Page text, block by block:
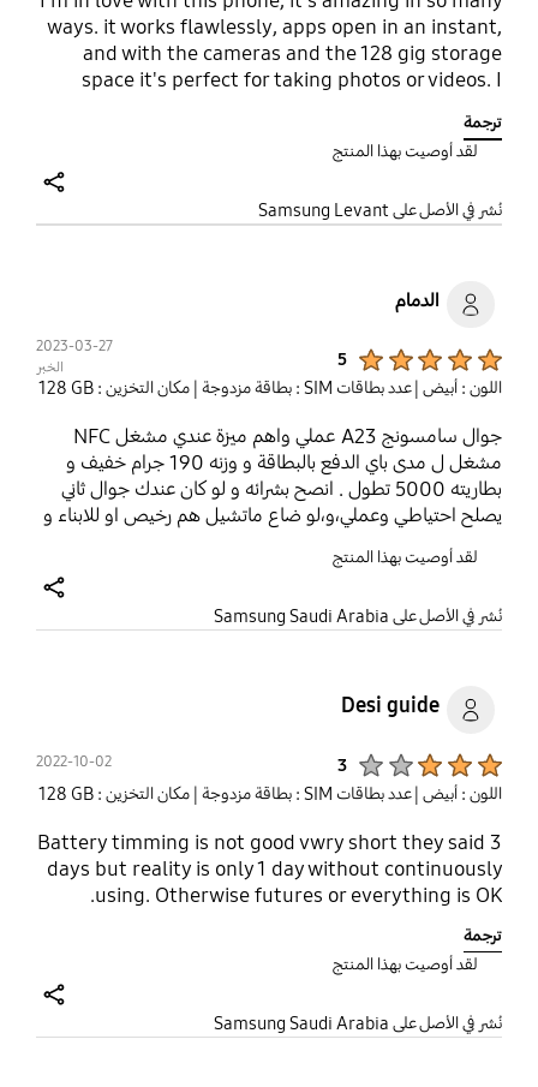
ways. it works flawlessly, apps open in an instant,
and with the cameras and the 128 gig storage
space it's perfect for taking photos or videos. I
ترجمة
لقد أوصيت بهذا المنتج
نُشر في الأصل على Samsung Levant
الدمام
5
2023-03-27
الخبر
اللون : أبيض | عدد بطاقات SIM : بطاقة مزدوجة | مكان التخزين : ‎‎128 GB‎‎
جوال سامسونج A23 عملي واهم ميزة عندي مشغل NFC
مشغل ل مدى باي الدفع بالبطاقة و وزنه 190 جرام خفيف و
بطاريته 5000 تطول . انصح بشرائه و لو كان عندك جوال ثاني
يصلح احتياطي وعملي،و،لو ضاع ماتشيل هم رخيص او للابناء و
السواق او هدايا .
لقد أوصيت بهذا المنتج
نُشر في الأصل على Samsung Saudi Arabia
Desi guide
3
2022-10-02
اللون : أبيض | عدد بطاقات SIM : بطاقة مزدوجة | مكان التخزين : ‎‎128 GB‎‎
Battery timming is not good vwry short they said 3
days but reality is only 1 day without continuously
using. Otherwise futures or everything is OK.
ترجمة
لقد أوصيت بهذا المنتج
نُشر في الأصل على Samsung Saudi Arabia